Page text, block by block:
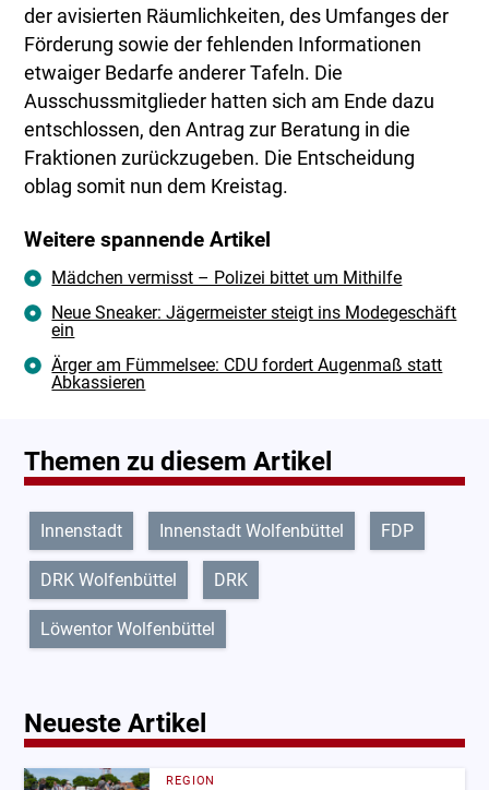
der avisierten Räumlichkeiten, des Umfanges der
Förderung sowie der fehlenden Informationen
etwaiger Bedarfe anderer Tafeln. Die
Ausschussmitglieder hatten sich am Ende dazu
entschlossen, den Antrag zur Beratung in die
Fraktionen zurückzugeben. Die Entscheidung
oblag somit nun dem Kreistag.
Weitere spannende Artikel
Mädchen vermisst – Polizei bittet um Mithilfe
Neue Sneaker: Jägermeister steigt ins Modegeschäft
ein
Ärger am Fümmelsee: CDU fordert Augenmaß statt
Abkassieren
Themen zu diesem Artikel
Innenstadt Innenstadt Wolfenbüttel FDP
DRK Wolfenbüttel DRK
Löwentor Wolfenbüttel
Neueste Artikel
REGION